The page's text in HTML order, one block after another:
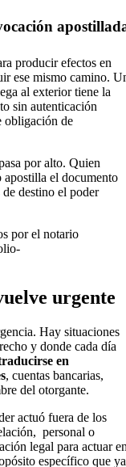
producir efectos en
ese mismo camino.
al exterior tiene la
sin autenticación
obligación de
por alto. Quien
apostilla el documento
destino el poder
urgente
Hay situaciones
y donde cada día
en
, cuentas bancarias,
del otorgante.
actuó fuera de los
personal o
legal para actuar
específico que ya